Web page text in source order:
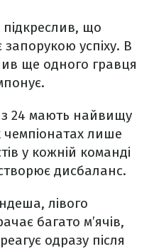
що
успіху. В
ще одного гравця
з 24 мають найвищу
чемпіонатах лише
у кожній команді
дисбаланс.
лівого
багато м’ячів,
одразу після